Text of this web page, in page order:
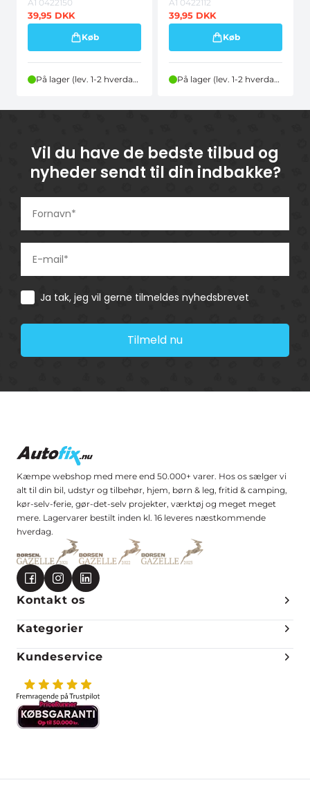
A1 0422150
39,95 DKK
Køb
På lager (lev. 1-2 hverdage)
A1 0422112
39,95 DKK
Køb
På lager (lev. 1-2 hverdage)
Vil du have de bedste tilbud og
nyheder sendt til din indbakke?
Consent
Ja tak, jeg vil gerne tilmeldes nyhedsbrevet
Tilmeld nu
Kæmpe webshop med mere end 50.000+ varer. Hos os sælger vi
alt til din bil, udstyr og tilbehør, hjem, børn & leg, fritid & camping,
kør-selv-ferie, gør-det-selv projekter, værktøj og meget meget
mere. Lagervarer bestilt inden kl. 16 leveres næstkommende
hverdag.
Kontakt os
Kategorier
Kundeservice